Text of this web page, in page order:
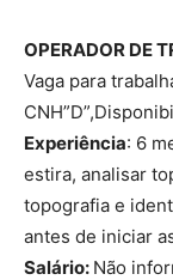
OPERADOR DE
Vaga para
Experiência: 6
estira, analisar
topografia e
antes de iniciar
Salário: Não